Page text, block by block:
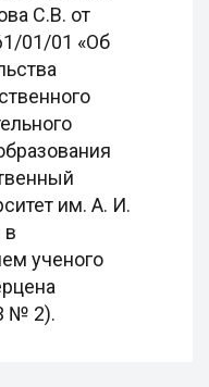
С.В. от
01/01 «Об
им. А. И.
в
ученого
№ 2).